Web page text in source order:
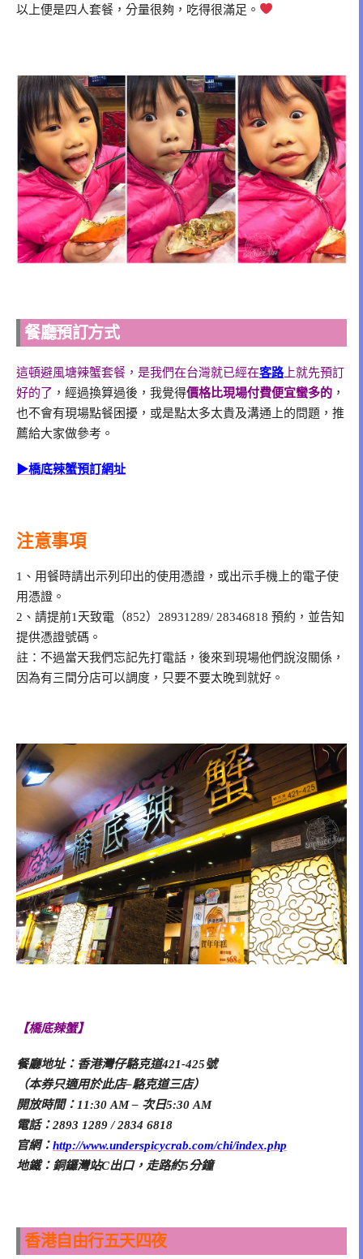
以上便是四人套餐，分量很夠，吃得很滿足。
餐廳預訂方式
這頓避風塘辣蟹套餐，是我們在台灣就已經在客路上就先預訂
好的了 ，經過換算過後，我覺得價格比現場付費便宜蠻多的 ，
也不會有現場點餐困擾，或是點太多太貴及溝通上的問題，推
薦給大家做參考。
▶橋底辣蟹預訂網址
注意事項
1、用餐時請出示列印出的使用憑證，或出示手機上的電子使
用憑證。
2、請提前1天致電（852）28931289/ 28346818 預約，並告知
提供憑證號碼。
註：不過當天我們忘記先打電話，後來到現場他們說沒關係，
因為有三間分店可以調度，只要不要太晚到就好。
【橋底辣蟹】
餐廳地址：香港灣仔駱克道421-425號
（本券只適用於此店–駱克道三店）
開放時間：11:30 AM – 次日5:30 AM
電話：2893 1289 / 2834 6818
官網：http://www.underspicycrab.com/chi/index.php
地鐵：銅鑼灣站C出口，走路約5分鐘
香港自由行五天四夜